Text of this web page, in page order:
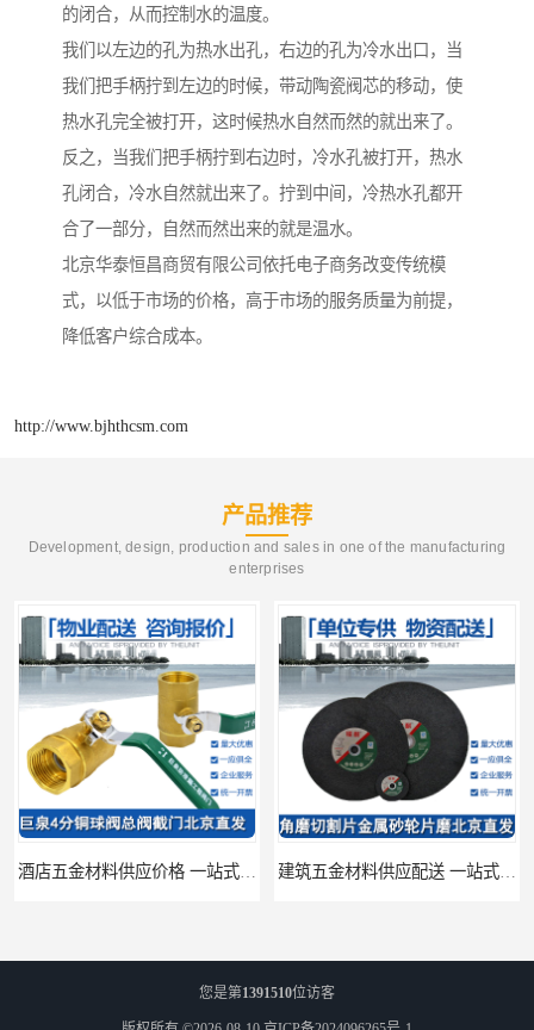
的闭合，从而控制水的温度。
我们以左边的孔为热水出孔，右边的孔为冷水出口，当
我们把手柄拧到左边的时候，带动陶瓷阀芯的移动，使
热水孔完全被打开，这时候热水自然而然的就出来了。
反之，当我们把手柄拧到右边时，冷水孔被打开，热水
孔闭合，冷水自然就出来了。拧到中间，冷热水孔都开
合了一部分，自然而然出来的就是温水。
北京华泰恒昌商贸有限公司依托电子商务改变传统模
式，以低于市场的价格，高于市场的服务质量为前提，
降低客户综合成本。
http://www.bjhthcsm.com
产品推荐
Development, design, production and sales in one of the manufacturing
enterprises
您是第1391510位访客